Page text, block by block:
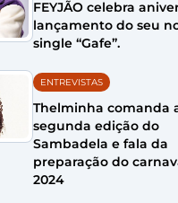
FEYJÃO celebra
lançamento do seu
single “Gafe”.
ENTREVISTAS
Thelminha comanda
segunda edição do
Sambadela e fala da
preparação do
2024